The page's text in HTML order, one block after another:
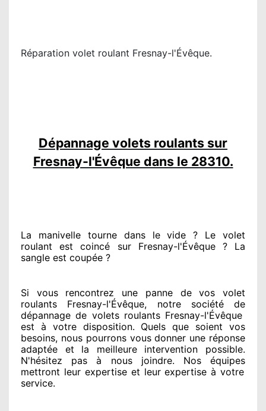
Réparation volet roulant Fresnay-l'Évêque.
Dépannage volets roulants sur
Fresnay-l'Évêque dans le 28310.
La manivelle tourne dans le vide ? Le volet
roulant est coincé sur Fresnay-l'Évêque ? La
sangle est coupée ?
Si vous rencontrez une panne de vos volet
roulants Fresnay-l'Évêque, notre sociétéde
dépannage de volets roulants Fresnay-l'Évêque
est à votre disposition. Quels que soient vos
besoins, nous pourrons vous donner une réponse
adaptée et la meilleure intervention possible.
N'hésitez pas à nous joindre. Nos équipes
mettront leur expertiseet leur expertise à votre
service.